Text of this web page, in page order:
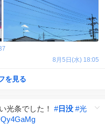
8月5日(水) 18:05
を見る
光条でした！ #日没 #光